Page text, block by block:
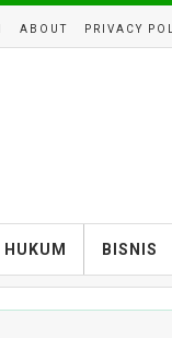
ABOUT PRIVACY
HUKUM BISNIS